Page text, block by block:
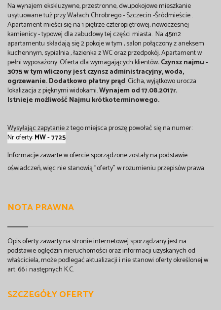
Na wynajem ekskluzywne, przestronne, dwupokojowe mieszkanie
usytuowane tuż przy Wałach Chrobrego - Szczecin -Śródmieście .
Apartament mieści się na 1 piętrze czteropiętrowej, nowoczesnej
kamienicy - typowej dla zabudowy tej części miasta. Na 45m2
apartamentu składają się 2 pokoje w tym , salon połączony z aneksem
kuchennym, sypialnia , łazienka z WC oraz przedpokój. Apartament w
pełni wyposażony. Oferta dla wymagających klientów. Czynsz najmu -
3075 w tym wliczony jest czynsz administracyjny,woda,
ogrzewanie. Dodatkowo płatny prąd. Cicha, wyjątkowo urocza
lokalizacja z pięknymi widokami.Wynajem od 17.08.2017r.
Istnieje możliwość Najmu krótkoterminowego.
Wysyłając zapytanie z tego miejsca proszę powołać się na numer:
Nr oferty:MW- 7725
Informacje zawarte w ofercie sporządzone zostały na podstawie
oświadczeń, więc nie stanowią "oferty" w rozumieniu przepisów prawa.
NOTA PRAWNA
Opis oferty zawarty na stronie internetowej sporządzany jest na
podstawie oględzin nieruchomości oraz informacji uzyskanych od
właściciela, może podlegać aktualizacji i nie stanowi oferty określonej w
art. 66 i następnych K.C.
SZCZEGÓŁY OFERTY